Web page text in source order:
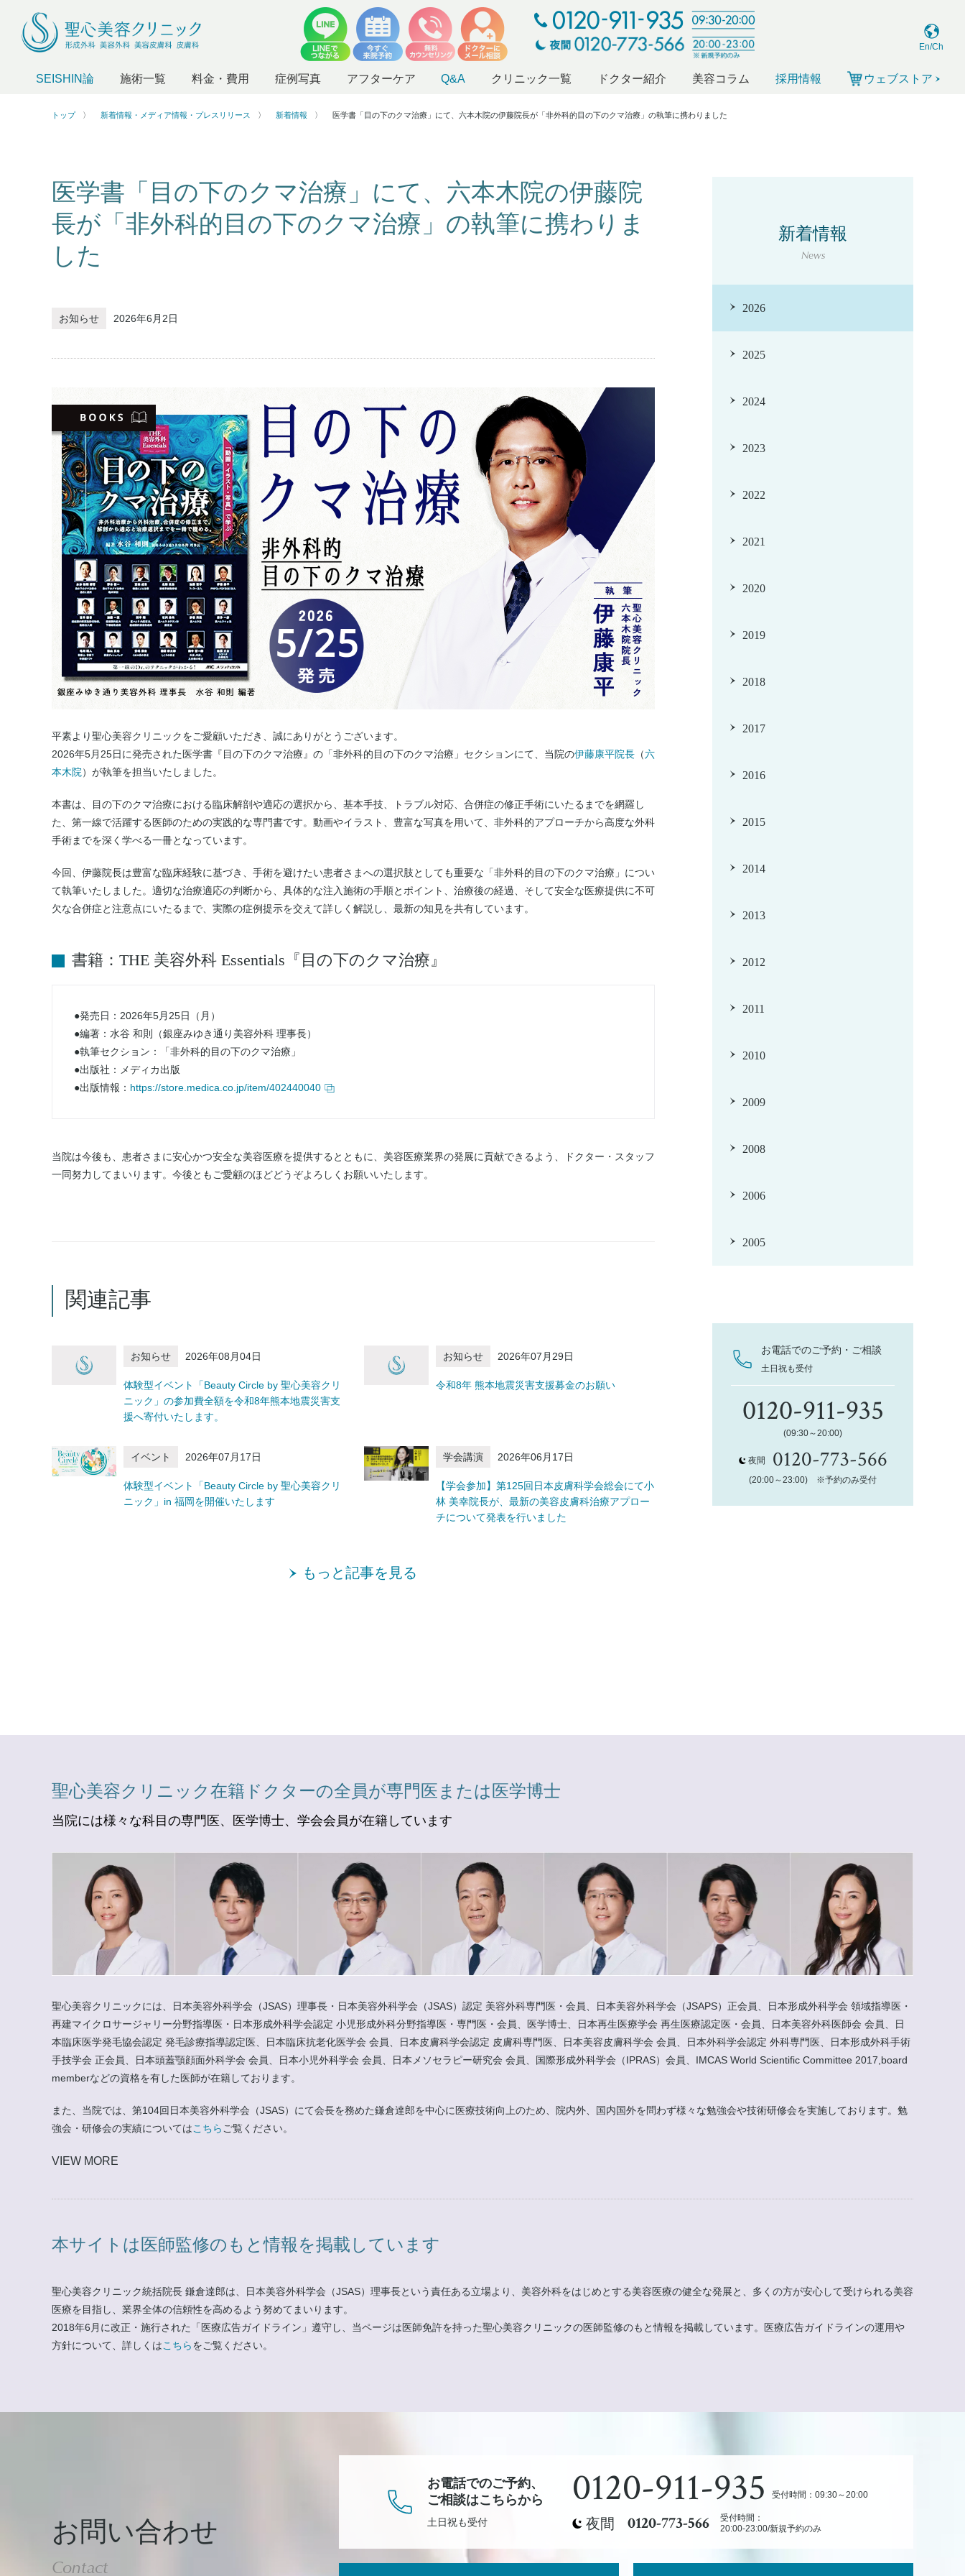
En/Ch
SEISHIN論 施術一覧 料金・費用 症例写真 アフターケア Q&A クリニック一覧 ドクター紹介 美容コラム 採用情報 ウェブストア
トップ 新着情報・メディア情報・プレスリリース 新着情報 医学書「目の下のクマ治療」にて、六本木院の伊藤院長が「非外科的目の下のクマ治療」の執筆に携わりました
新着情報
News
2026
2025
2024
2023
2022
2021
2020
2019
2018
2017
2016
2015
2014
2013
2012
2011
2010
2009
2008
2006
2005
お電話でのご予約・ご相談
土日祝も受付
0120-911-935
(09:30～20:00)
夜間 0120-773-566
(20:00～23:00) ※予約のみ受付
医学書「目の下のクマ治療」にて、六本木院の伊藤院
長が「非外科的目の下のクマ治療」の執筆に携わりま
した
お知らせ 2026年6月2日
平素より聖心美容クリニックをご愛顧いただき、誠にありがとうございます。
2026年5月25日に発売された医学書『目の下のクマ治療』の「非外科的目の下のクマ治療」セクションにて、当院の伊藤康平院長 （六
本木院）が執筆を担当いたしました。
本書は、目の下のクマ治療における臨床解剖や適応の選択から、基本手技、トラブル対応、合併症の修正手術にいたるまでを網羅し
た、第一線で活躍する医師のための実践的な専門書です。動画やイラスト、豊富な写真を用いて、非外科的アプローチから高度な外科
手術までを深く学べる一冊となっています。
今回、伊藤院長は豊富な臨床経験に基づき、手術を避けたい患者さまへの選択肢としても重要な「非外科的目の下のクマ治療」につい
て執筆いたしました。適切な治療適応の判断から、具体的な注入施術の手順とポイント、治療後の経過、そして安全な医療提供に不可
欠な合併症と注意点にいたるまで、実際の症例提示を交えて詳しく解説し、最新の知見を共有しています。
書籍：THE 美容外科 Essentials『目の下のクマ治療』
●発売日：2026年5月25日（月）
●編著：水谷 和則（銀座みゆき通り美容外科 理事長）
●執筆セクション：「非外科的目の下のクマ治療」
●出版社：メディカ出版
●出版情報： https://store.medica.co.jp/item/402440040
当院は今後も、患者さまに安心かつ安全な美容医療を提供するとともに、美容医療業界の発展に貢献できるよう、ドクター・スタッフ
一同努力してまいります。今後ともご愛顧のほどどうぞよろしくお願いいたします。
関連記事
お知らせ 2026年08月04日
体験型イベント「Beauty Circle by 聖心美容クリ
ニック」の参加費全額を令和8年熊本地震災害支
援へ寄付いたします。
お知らせ 2026年07月29日
令和8年 熊本地震災害支援募金のお願い
イベント 2026年07月17日
体験型イベント「Beauty Circle by 聖心美容クリ
ニック」in 福岡を開催いたします
学会講演 2026年06月17日
【学会参加】第125回日本皮膚科学会総会にて小
林 美幸院長が、最新の美容皮膚科治療アプロー
チについて発表を行いました
もっと記事を見る
聖心美容クリニック在籍ドクターの全員が専門医または医学博士
当院には様々な科目の専門医、医学博士、学会会員が在籍しています
聖心美容クリニックには、日本美容外科学会（JSAS）理事長・日本美容外科学会（JSAS）認定 美容外科専門医・会員、日本美容外科学会（JSAPS）正会員、日本形成外科学会 領域指導医・
再建マイクロサージャリー分野指導医・日本形成外科学会認定 小児形成外科分野指導医・専門医・会員、医学博士、日本再生医療学会 再生医療認定医・会員、日本美容外科医師会 会員、日
本臨床医学発毛協会認定 発毛診療指導認定医、日本臨床抗老化医学会 会員、日本皮膚科学会認定 皮膚科専門医、日本美容皮膚科学会 会員、日本外科学会認定 外科専門医、日本形成外科手術
手技学会 正会員、日本頭蓋顎顔面外科学会 会員、日本小児外科学会 会員、日本メソセラピー研究会 会員、国際形成外科学会（IPRAS）会員、IMCAS World Scientific Committee 2017,board
memberなどの資格を有した医師が在籍しております。
また、当院では、第104回日本美容外科学会（JSAS）にて会長を務めた鎌倉達郎を中心に医療技術向上のため、院内外、国内国外を問わず様々な勉強会や技術研修会を実施しております。勉
強会・研修会の実績についてはこちら ご覧ください。
VIEW MORE
本サイトは医師監修のもと情報を掲載しています
聖心美容クリニック統括院長 鎌倉達郎は、日本美容外科学会（JSAS）理事長という責任ある立場より、美容外科をはじめとする美容医療の健全な発展と、多くの方が安心して受けられる美容
医療を目指し、業界全体の信頼性を高めるよう努めてまいります。
2018年6月に改正・施行された「医療広告ガイドライン」遵守し、当ページは医師免許を持った聖心美容クリニックの医師監修のもと情報を掲載しています。医療広告ガイドラインの運用や
方針について、詳しくはこちらをご覧ください。
お問い合わせ
Contact
お電話でのご予約、
ご相談はこちらから
土日祝も受付
0120-911-935 受付時間：09:30～20:00
夜間 0120-773-566
受付時間：
20:00-23:00/新規予約のみ